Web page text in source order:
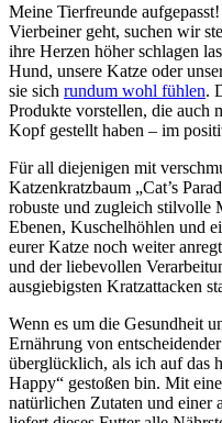
Meine ‌Tierfreunde
Vierbeiner geht, ‍suchen wir
ihre Herzen höher schlagen
Hund, unsere⁢ Katze oder
sie sich rundum wohl fühlen.
Produkte vorstellen, die auch
Kopf ⁢gestellt haben‌ – ‌im
Für all ‌diejenigen ‌mit
Katzenkratzbaum „Cat’s
robuste und zugleich stilvolle
Ebenen, Kuschelhöhlen und
eurer Katze noch weiter
und‍ der liebevollen
ausgiebigsten Kratzattacken
Wenn es‍ um die Gesundheit
Ernährung von
überglücklich, als ‍ich auf das
Happy“ gestoßen ‍bin. Mit‍
natürlichen Zutaten und einer